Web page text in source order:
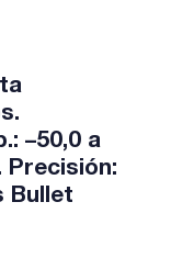
–50,0 a
Precisión:
Bullet